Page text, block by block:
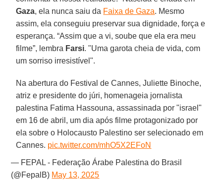
Gaza, ela nunca saiu da Faixa de Gaza. Mesmo
assim, ela conseguiu preservar sua dignidade, força e
esperança. “Assim que a vi, soube que ela era meu
filme”, lembra Farsi. "Uma garota cheia de vida, com
um sorriso irresistível".
Na abertura do Festival de Cannes, Juliette Binoche,
atriz e presidente do júri, homenageia jornalista
palestina Fatima Hassouna, assassinada por "israel"
em 16 de abril, um dia após filme protagonizado por
ela sobre o Holocausto Palestino ser selecionado em
Cannes. pic.twitter.com/mhO5X2EFoN
— FEPAL - Federação Árabe Palestina do Brasil
(@FepalB) May 13, 2025